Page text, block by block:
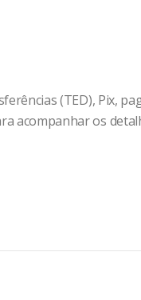
(TED), Pix,
acompanhar os